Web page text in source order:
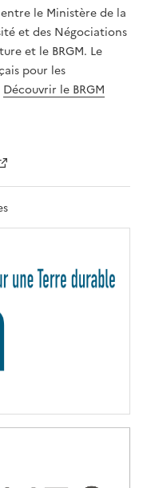
T
,
A
le Ministère de la
et des Négociations
et le BRGM. Le
pour les
Découvrir le BRGM